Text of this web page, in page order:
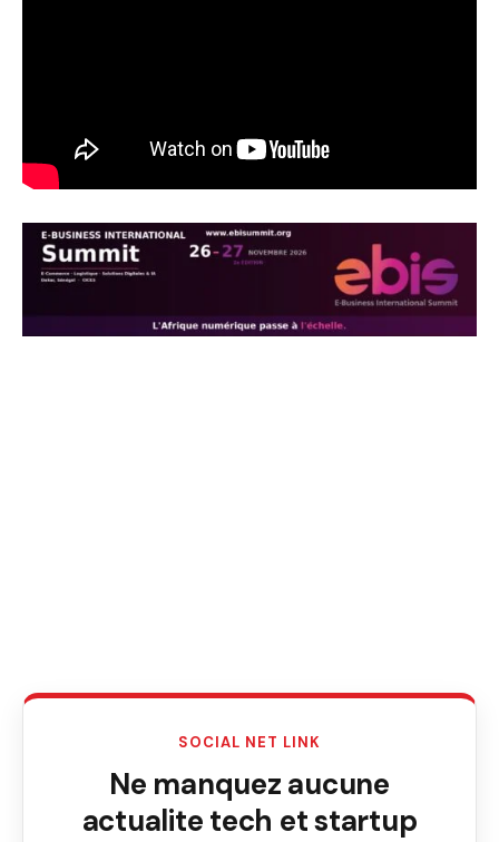
SOCIAL NET LINK
Ne manquez aucune
actualite tech et startup